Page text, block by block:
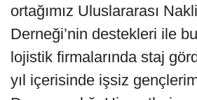
ortağımız Uluslararası
Derneği’nin destekleri ile
lojistik firmalarında staj
yıl içerisinde işsiz